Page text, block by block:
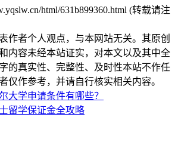
html/631b899360.html (转载请注
作者个人观点，与本网站无关。其原创
内容未经本站证实，对本文以及其中全
的真实性、完整性、及时性本站不作任
仅作参考，并请自行核实相关内容。
大学申请条件有哪些？
留学保证金全攻略